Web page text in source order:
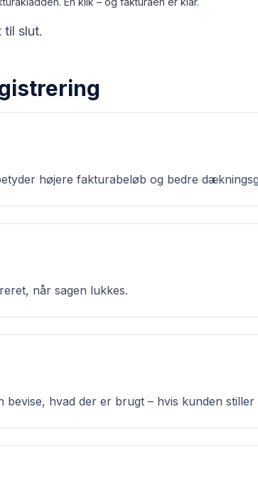
til slut.
højere fakturabeløb og bedre
når sagen lukkes.
hvad der er brugt – hvis kunden stiller